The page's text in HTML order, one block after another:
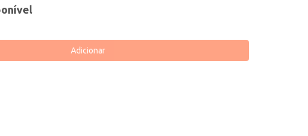
Adicionar